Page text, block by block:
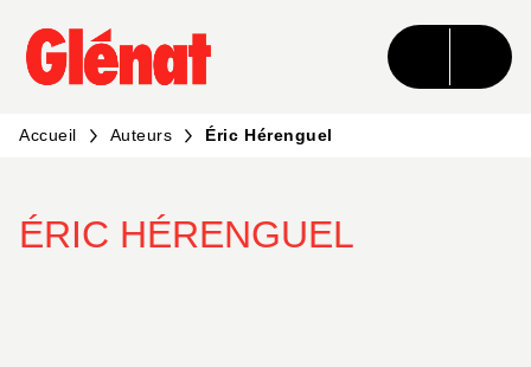
MENU RECHERCHE CONTENU
PIED DE PAGE
Accueil Auteurs Éric Hérenguel
ÉRIC HÉRENGUEL